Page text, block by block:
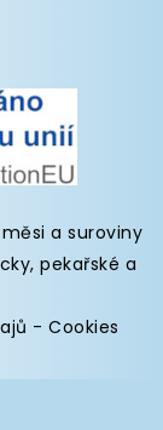
a suroviny
,pekařské a
-Cookies